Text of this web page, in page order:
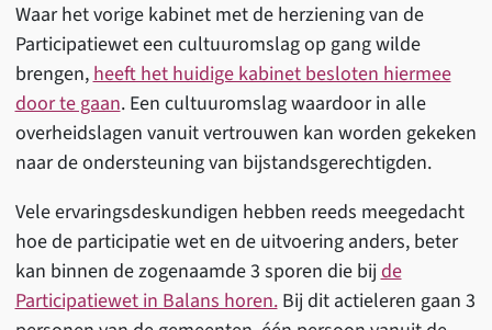
Waar het vorige kabinet met de herziening van de
Participatiewet een cultuuromslag op gang wilde
brengen,heeft het huidige kabinet besloten hiermee
door te gaan. Een cultuuromslag waardoor in alle
overheidslagen vanuit vertrouwen kan worden gekeken
naar de ondersteuning van bijstandsgerechtigden.
Vele ervaringsdeskundigen hebben reeds meegedacht
hoe de participatie wet en de uitvoering anders, beter
kan binnen de zogenaamde 3 sporen die bijde
Participatiewet in Balans horen.Bij dit actieleren gaan 3